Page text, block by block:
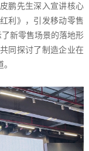
鹏先生深入宣讲核心
利》，引发移动零售
新零售场景的落地形
同探讨了制造企业在